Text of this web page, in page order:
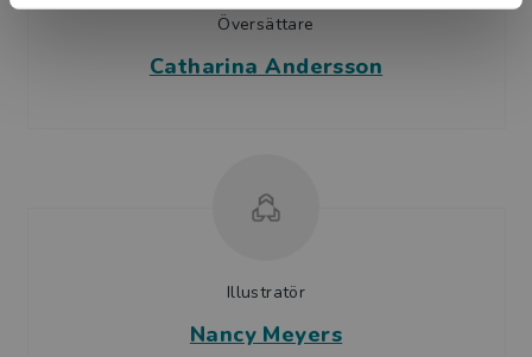
Översättare
Catharina Andersson
Illustratör
Nancy Meyers